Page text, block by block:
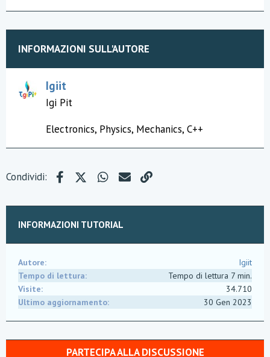
r
z
a
n
t
INFORMAZIONI SULL'AUTORE
Igiit
Igi Pit
Electronics, Physics, Mechanics, C++
Condividi: FacebookX (Twitter)WhatsApp
e-mail
INFORMAZIONI TUTORIAL
Autore
Igiit
Tempo di lettura
Tempo di lettura 7 min.
Visite
34.710
Ultimo aggiornamento
30 Gen 2023
PARTECIPA ALLA DISCUSSIONE